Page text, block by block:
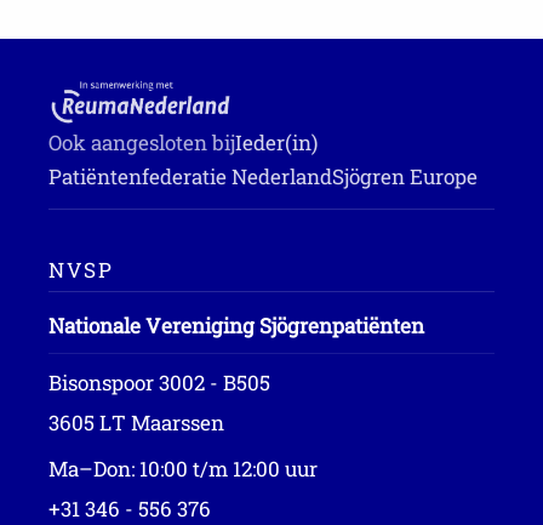
Ook aangesloten bijIeder(in)
Patiëntenfederatie NederlandSjögren Europe
NVSP
Nationale Vereniging Sjögrenpatiënten
Bisonspoor 3002 - B505
3605 LT Maarssen
Ma–Don: 10:00 t/m 12:00 uur
+31 346 - 556 376